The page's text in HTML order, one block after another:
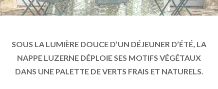
SOUS LA LUMIÈRE DOUCE D’UN DÉJEUNER D’ÉTÉ, LA
NAPPE LUZERNE DÉPLOIE SES MOTIFS VÉGÉTAUX
DANS UNE PALETTE DE VERTS FRAIS ET NATURELS.